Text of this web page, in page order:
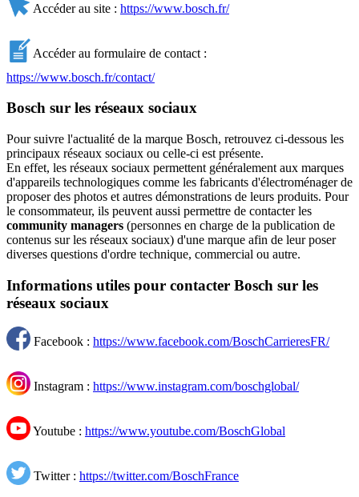
Accéder au site : https://www.bosch.fr/
Accéder au formulaire de contact :
https://www.bosch.fr/contact/
Bosch sur les réseaux sociaux
Pour suivre l'actualité de la marque Bosch, retrouvez ci-dessous les
principaux réseaux sociaux ou celle-ci est présente.
En effet, les réseaux sociaux permettent généralement aux marques
d'appareils technologiques comme les fabricants d'électroménager de
proposer des photos et autres démonstrations de leurs produits. Pour
le consommateur, ils peuvent aussi permettre de contacter les
community managers (personnes en charge de la publication de
contenus sur les réseaux sociaux) d'une marque afin de leur poser
diverses questions d'ordre technique, commercial ou autre.
Informations utiles pour contacter Bosch sur les
réseaux sociaux
Facebook : https://www.facebook.com/BoschCarrieresFR/
Instagram : https://www.instagram.com/boschglobal/
Youtube : https://www.youtube.com/BoschGlobal
Twitter : https://twitter.com/BoschFrance